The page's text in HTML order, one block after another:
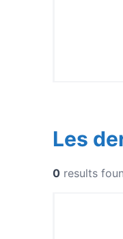
Les
0 results